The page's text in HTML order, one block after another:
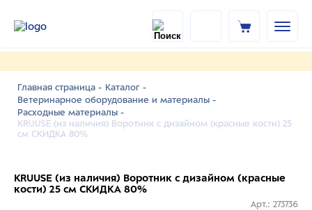
Главная страница - Каталог -
Ветеринарное оборудование и материалы -
Расходные материалы -
KRUUSE (из наличия) Воротник с дизайном (красные кости) 25
см СКИДКА 80%
KRUUSE (из наличия) Воротник с дизайном (красные
кости) 25 см СКИДКА 80%
Арт.: 273736